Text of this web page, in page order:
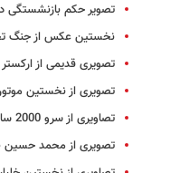
تصویر حکم بازنشستگی
نخستین عکس از جنگ
تصویری قدیمی از
تصویری از نخستین
تصاویری از سرو 2000 ساله هرزبیل
تصویری از محمد حسین